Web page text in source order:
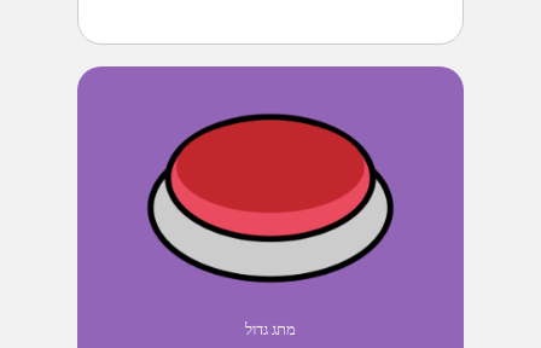
מתג גדול